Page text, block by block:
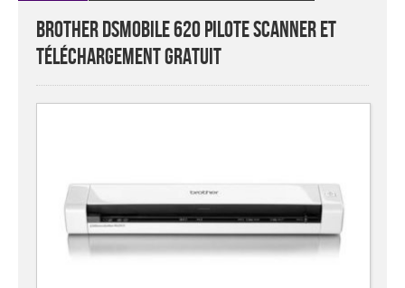
Brother DSmobile 620 Pilote Scanner Et
Téléchargement Gratuit